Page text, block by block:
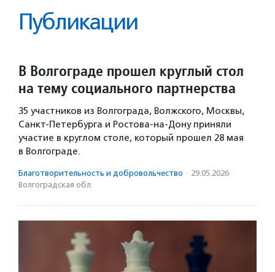
Публикации
В Волгограде прошел круглый стол
на тему социального партнерства
35 участников из Волгограда, Волжского, Москвы,
Санкт-Петербурга и Ростова-на-Дону приняли
участие в круглом столе, который прошел 28 мая
в Волгограде.
Благотвори­тель­ность и доброволь­чест­во · 29.05.2026 ·
Волгоградская обл.